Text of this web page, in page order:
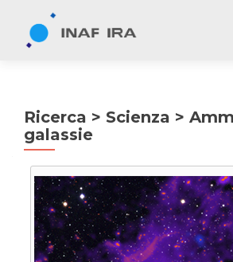
Ricerca > Scienza >
galassie